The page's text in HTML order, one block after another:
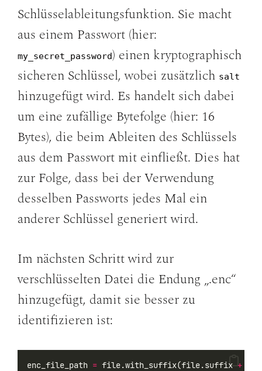
Schlüsselableitungsfunktion. Sie macht
aus einem Passwort (hier:
my_secret_password) einen kryptographisch
sicheren Schlüssel, wobei zusätzlich salt
hinzugefügt wird. Es handelt sich dabei
um eine zufällige Bytefolge (hier: 16
Bytes), die beim Ableiten des Schlüssels
aus dem Passwort mit einfließt. Dies hat
zur Folge, dass bei der Verwendung
desselben Passworts jedes Mal ein
anderer Schlüssel generiert wird.
Im nächsten Schritt wird zur
verschlüsselten Datei die Endung „.enc“
hinzugefügt, damit sie besser zu
identifizieren ist:
enc_file_path = file.with_suffix(file.suffix +